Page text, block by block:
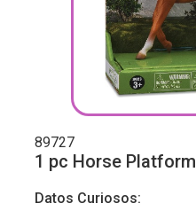
89727
1 pc Horse Platform
Datos Curiosos: